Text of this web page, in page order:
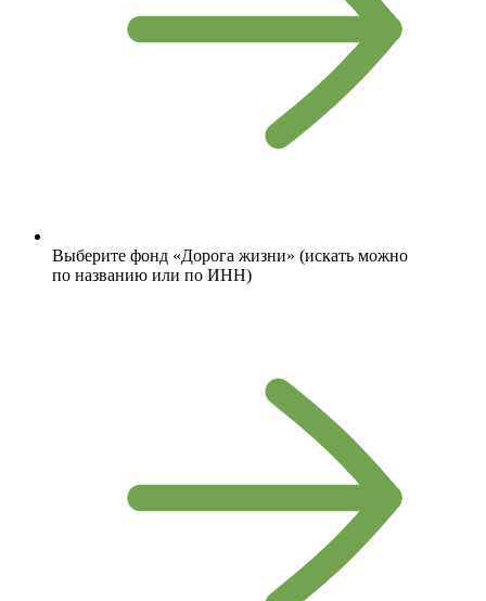
Выберите фонд «Дорога жизни» (искать можно
по названию или по ИНН)